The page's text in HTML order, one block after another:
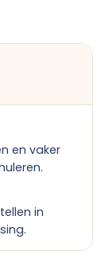
en vaker
in